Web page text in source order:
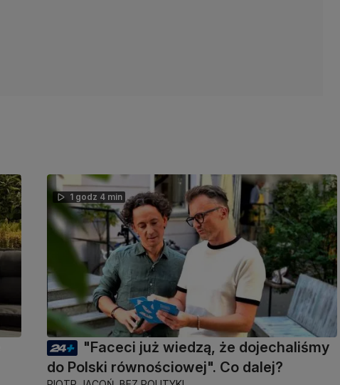
1 godz 4 min
"Faceci już wiedzą, że dojechaliśmy
do Polski równościowej". Co dalej?